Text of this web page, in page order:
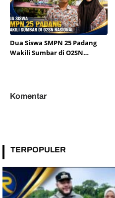
Dua Siswa SMPN 25 Padang
Wakili Sumbar di O2SN
Komentar
TERPOPULER